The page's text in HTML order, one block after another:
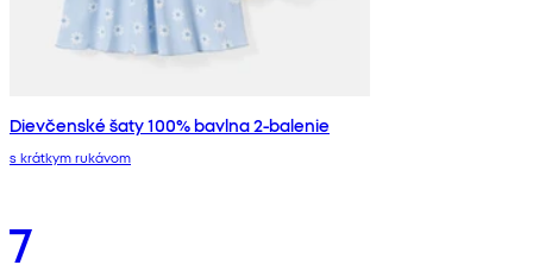
Dievčenské šaty 100% bavlna 2-balenie
s krátkym rukávom
7